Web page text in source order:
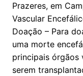
Prazeres, em
Vascular
Doação – Para
uma morte
principais órgãos
serem